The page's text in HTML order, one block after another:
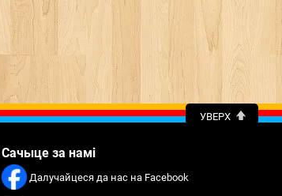
УВЕРХ
Сачыце за намі
Далучайцеся да нас на Facebook